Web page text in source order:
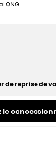
QNG
de reprise de